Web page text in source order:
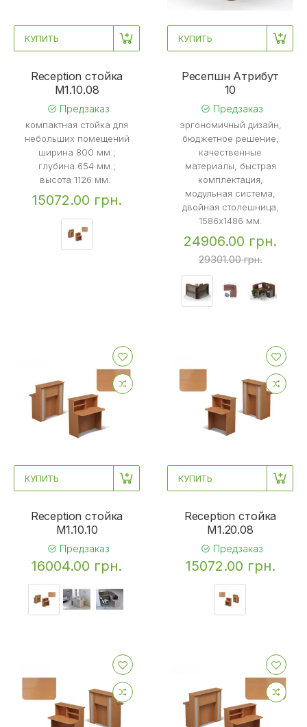
КУПИТЬ
Reception стойка
M1.10.08
Предзаказ
компактная стойка для
небольших помещений
ширина 800 мм.;
глубина 654 мм.;
высота 1126 мм.
15072.00 грн.
КУПИТЬ
Ресепшн Атрибут
10
Предзаказ
эргономичный дизайн,
бюджетное решение,
качественные
материалы, быстрая
комплектация,
модульная система,
двойная столешница,
1586x1486 мм.
24906.00 грн.
29301.00 грн.
КУПИТЬ
Reception стойка
M1.10.10
Предзаказ
16004.00 грн.
КУПИТЬ
Reception стойка
M1.20.08
Предзаказ
15072.00 грн.